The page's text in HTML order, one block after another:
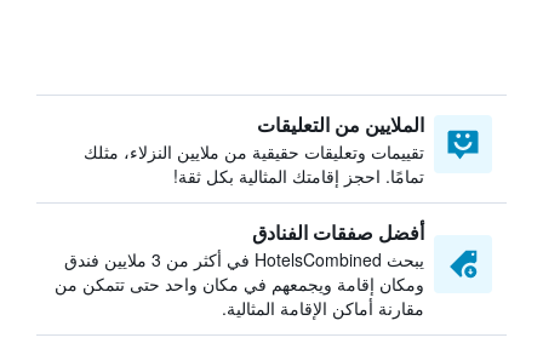
الملايين من التعليقات
تقييمات وتعليقات حقيقية من ملايين النزلاء، مثلك
تمامًا. احجز إقامتك المثالية بكل ثقة!
أفضل صفقات الفنادق
يبحث HotelsCombined في أكثر من 3 ملايين فندق
ومكان إقامة ويجمعهم في مكان واحد حتى تتمكن من
مقارنة أماكن الإقامة المثالية.